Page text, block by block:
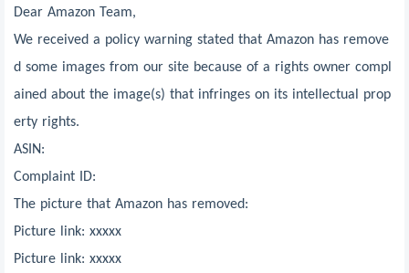
Dear Amazon Team,
We received a policy warning stated that Amazon has remove
d some images from our site because of a rights owner compl
ained about the image(s) that infringes on its intellectual prop
erty rights.
ASIN:
Complaint ID:
The picture that Amazon has removed:
Picture link: xxxxx
Picture link: xxxxx